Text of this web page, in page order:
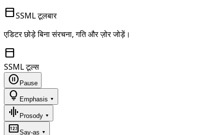
toolbarSSML टूलबार
एडिटर छोड़े बिना संरचना, गति और ज़ोर जोड़ें।
toolbar
SSML टूल्स
pause_circle Pause
lightbulb Emphasis ▾
graphic_eq Prosody ▾
pinSay-as ▾